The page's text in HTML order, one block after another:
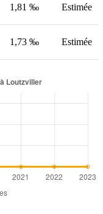
1,81 ‰ Estimée
1,73 ‰ Estimée